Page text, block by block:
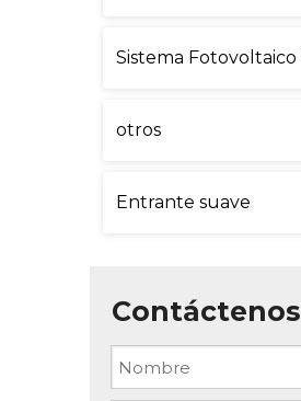
otros
Entrante suave
Contáctenos